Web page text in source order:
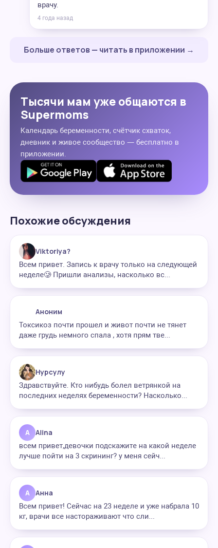
врачу.
4 года назад
Больше ответов — читать в приложении →
Тысячи мам уже общаются в
Supermoms
Календарь беременности, счётчик схваток,
дневник и живое сообщество — бесплатно в
приложении.
Похожие обсуждения
Viktoriya?
Всем привет. Запись к врачу только на следующей
неделе🥲 Пришли анализы, насколько вс...
Аноним
Токсикоз почти прошел и живот почти не тянет
даже грудь немного спала , хотя прям тве...
Нурсулу
Здравствуйте. Кто нибудь болел ветрянкой на
последних неделях беременности? Насколько...
A Alina
всем привет,девочки подскажите на какой неделе
лучше пойти на 3 скрининг? у меня сейч...
А Анна
Всем привет! Сейчас на 23 неделе и уже набрала 10
кг, врачи все настораживают что сли...